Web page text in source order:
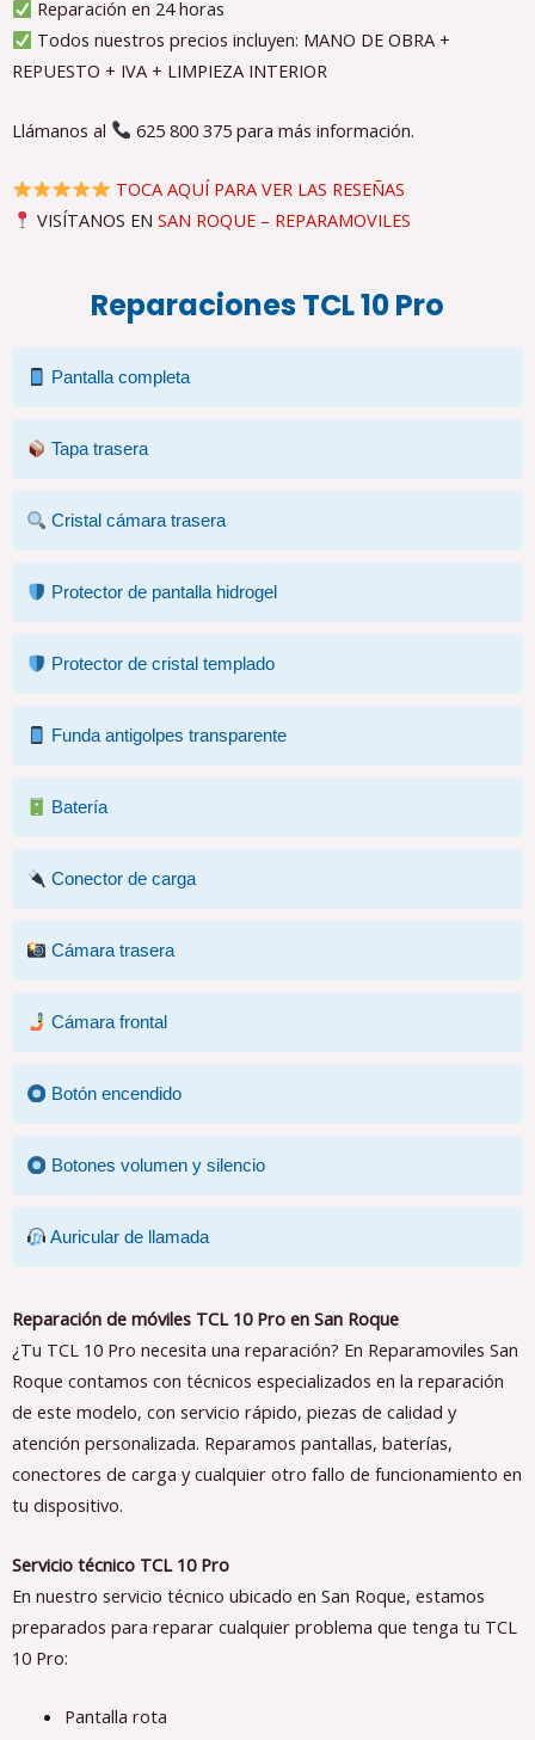
Reparación en 24 horas
Todos nuestros precios incluyen: MANO DE OBRA +
REPUESTO + IVA + LIMPIEZA INTERIOR
Llámanos al 625 800 375 para más información.
TOCA AQUÍ PARA VER LAS RESEÑAS
VISÍTANOS EN SAN ROQUE – REPARAMOVILES
Reparaciones TCL 10 Pro
Pantalla completa
Tapa trasera
Cristal cámara trasera
Protector de pantalla hidrogel
Protector de cristal templado
Funda antigolpes transparente
Batería
Conector de carga
Cámara trasera
Cámara frontal
Botón encendido
Botones volumen y silencio
Auricular de llamada
Reparación de móviles TCL 10 Pro en San Roque
¿Tu TCL 10 Pro necesita una reparación? En Reparamoviles San
Roque contamos con técnicos especializados en la reparación
de este modelo, con servicio rápido, piezas de calidad y
atención personalizada. Reparamos pantallas, baterías,
conectores de carga y cualquier otro fallo de funcionamiento en
tu dispositivo.
Servicio técnico TCL 10 Pro
En nuestro servicio técnico ubicado en San Roque, estamos
preparados para reparar cualquier problema que tenga tu TCL
10 Pro:
Pantalla rota